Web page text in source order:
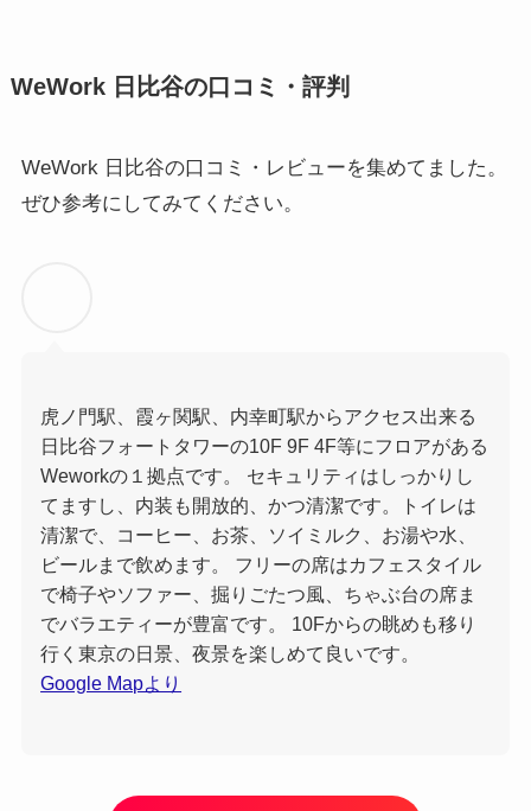
WeWork 日比谷の口コミ・評判
WeWork 日比谷の口コミ・レビューを集めてました。
ぜひ参考にしてみてください。
虎ノ門駅、霞ヶ関駅、内幸町駅からアクセス出来る
日比谷フォートタワーの10F 9F 4F等にフロアがある
Weworkの１拠点です。 セキュリティはしっかりし
てますし、内装も開放的、かつ清潔です。トイレは
清潔で、コーヒー、お茶、ソイミルク、お湯や水、
ビールまで飲めます。 フリーの席はカフェスタイル
で椅子やソファー、掘りごたつ風、ちゃぶ台の席ま
でバラエティーが豊富です。 10Fからの眺めも移り
行く東京の日景、夜景を楽しめて良いです。
Google Mapより